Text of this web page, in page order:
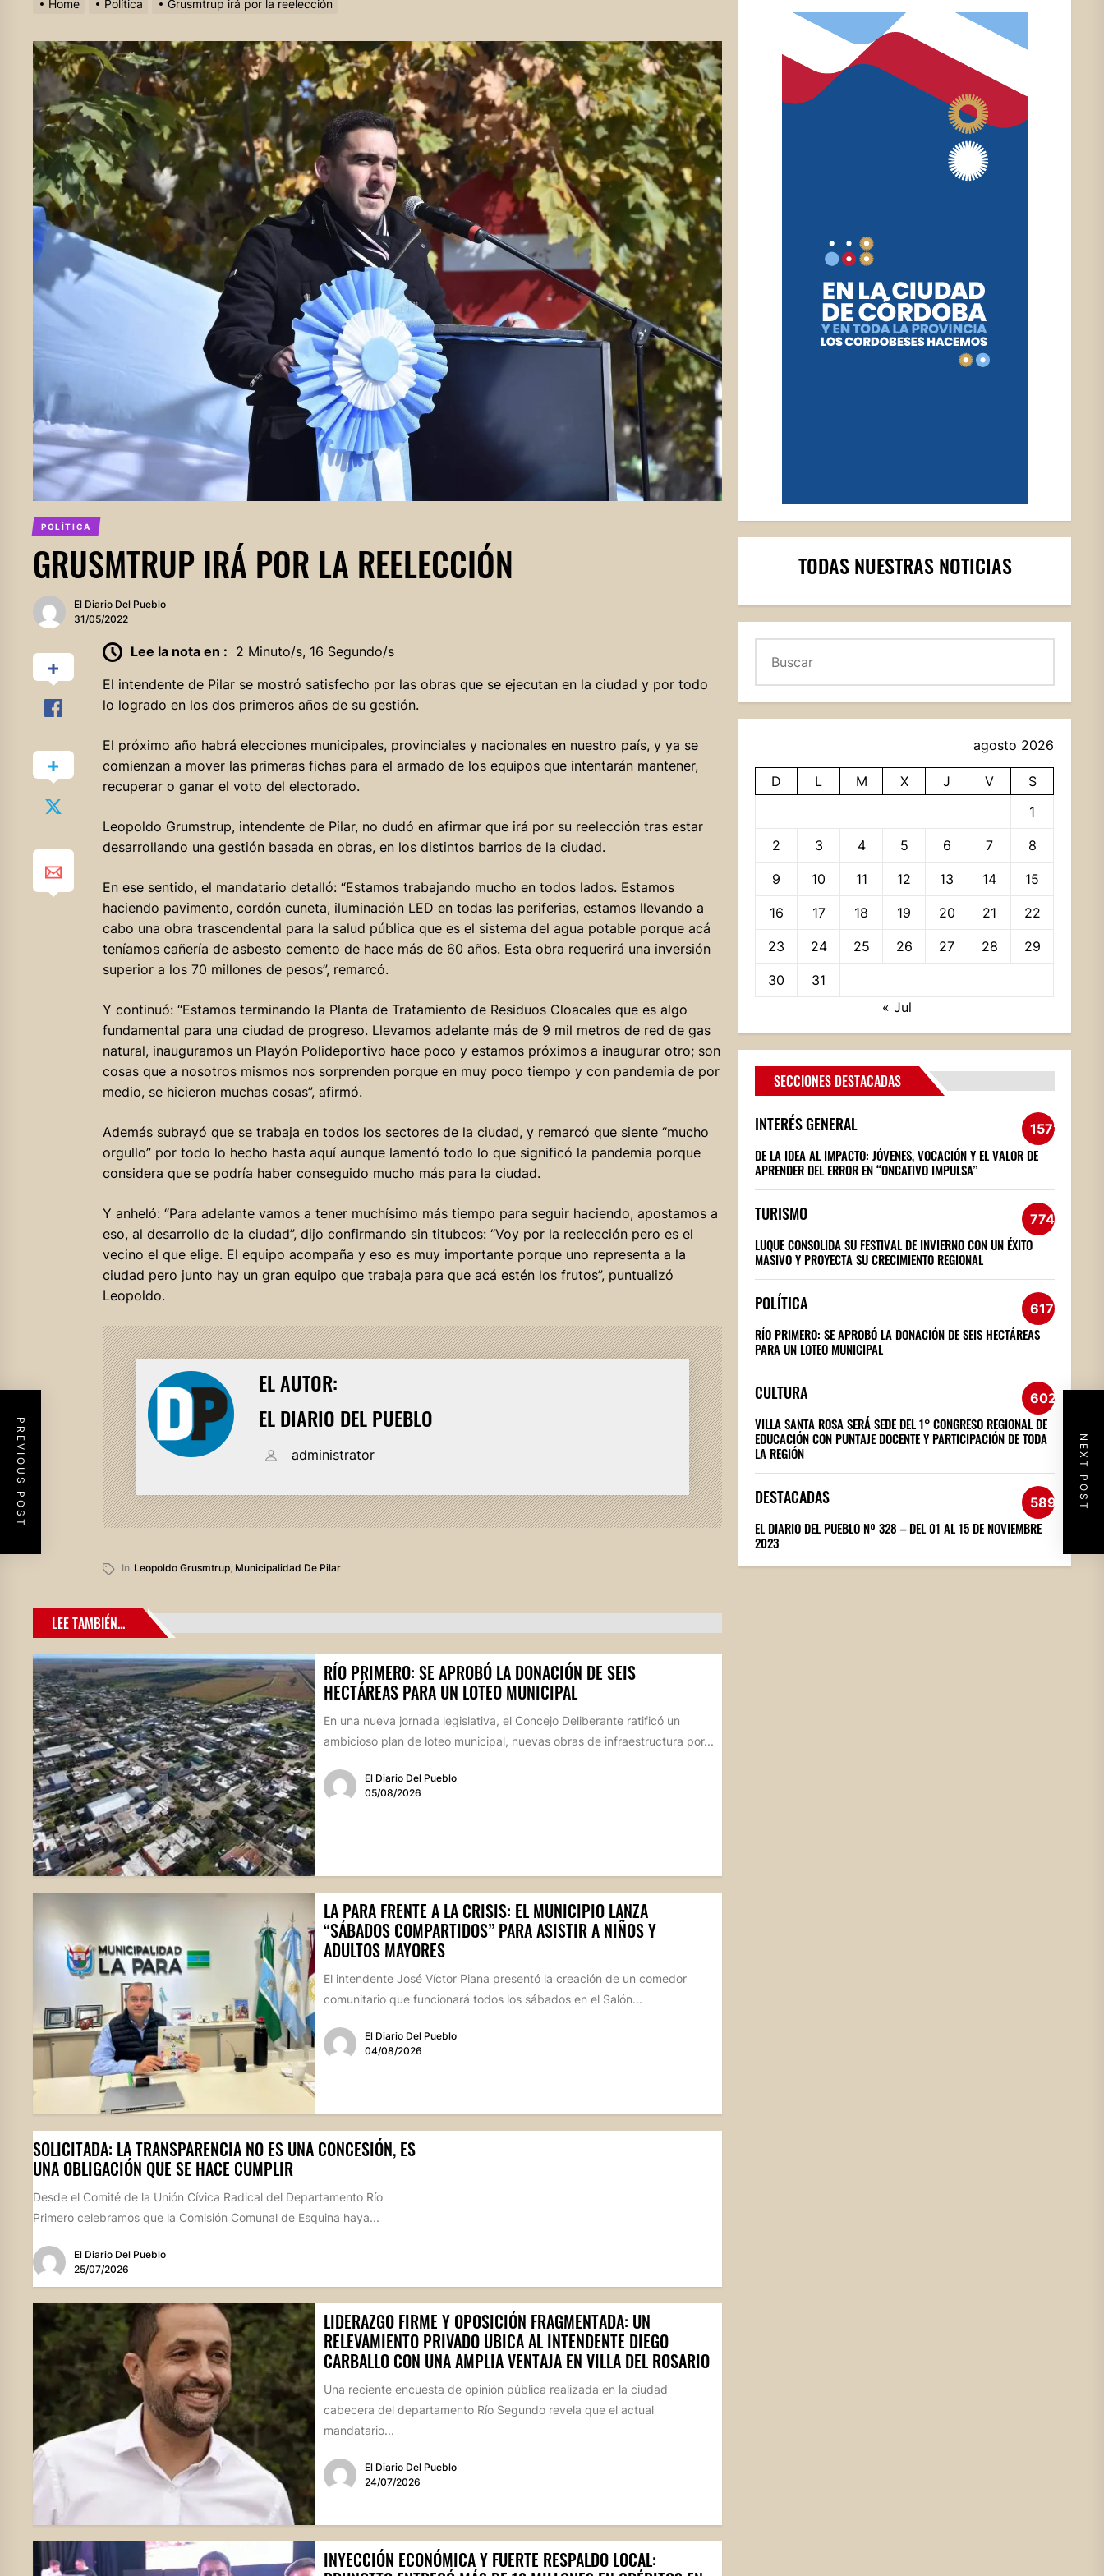
Home Política Grusmtrup irá por la reelección
POLÍTICA
GRUSMTRUP IRÁ POR LA REELECCIÓN
El Diario Del Pueblo
31/05/2022
Lee la nota en : 2 Minuto/s, 16 Segundo/s
El intendente de Pilar se mostró satisfecho por las obras que se ejecutan en la ciudad y por todo
lo logrado en los dos primeros años de su gestión.
El próximo año habrá elecciones municipales, provinciales y nacionales en nuestro país, y ya se
comienzan a mover las primeras fichas para el armado de los equipos que intentarán mantener,
recuperar o ganar el voto del electorado.
Leopoldo Grumstrup, intendente de Pilar, no dudó en afirmar que irá por su reelección tras estar
desarrollando una gestión basada en obras, en los distintos barrios de la ciudad.
En ese sentido, el mandatario detalló: “Estamos trabajando mucho en todos lados. Estamos
haciendo pavimento, cordón cuneta, iluminación LED en todas las periferias, estamos llevando a
cabo una obra trascendental para la salud pública que es el sistema del agua potable porque acá
teníamos cañería de asbesto cemento de hace más de 60 años. Esta obra requerirá una inversión
superior a los 70 millones de pesos”, remarcó.
Y continuó: “Estamos terminando la Planta de Tratamiento de Residuos Cloacales que es algo
fundamental para una ciudad de progreso. Llevamos adelante más de 9 mil metros de red de gas
natural, inauguramos un Playón Polideportivo hace poco y estamos próximos a inaugurar otro; son
cosas que a nosotros mismos nos sorprenden porque en muy poco tiempo y con pandemia de por
medio, se hicieron muchas cosas”, afirmó.
Además subrayó que se trabaja en todos los sectores de la ciudad, y remarcó que siente “mucho
orgullo” por todo lo hecho hasta aquí aunque lamentó todo lo que significó la pandemia porque
considera que se podría haber conseguido mucho más para la ciudad.
Y anheló: “Para adelante vamos a tener muchísimo más tiempo para seguir haciendo, apostamos a
eso, al desarrollo de la ciudad”, dijo confirmando sin titubeos: “Voy por la reelección pero es el
vecino el que elige. El equipo acompaña y eso es muy importante porque uno representa a la
ciudad pero junto hay un gran equipo que trabaja para que acá estén los frutos”, puntualizó
Leopoldo.
EL AUTOR:
EL DIARIO DEL PUEBLO
administrator
In Leopoldo Grusmtrup, Municipalidad De Pilar
PREVIOUS POST NEXT POST
LEE TAMBIÉN...
RÍO PRIMERO: SE APROBÓ LA DONACIÓN DE SEIS
HECTÁREAS PARA UN LOTEO MUNICIPAL
En una nueva jornada legislativa, el Concejo Deliberante ratificó un
ambicioso plan de loteo municipal, nuevas obras de infraestructura por...
El Diario Del Pueblo
05/08/2026
LA PARA FRENTE A LA CRISIS: EL MUNICIPIO LANZA
“SÁBADOS COMPARTIDOS” PARA ASISTIR A NIÑOS Y
ADULTOS MAYORES
El intendente José Víctor Piana presentó la creación de un comedor
comunitario que funcionará todos los sábados en el Salón...
El Diario Del Pueblo
04/08/2026
SOLICITADA: LA TRANSPARENCIA NO ES UNA CONCESIÓN, ES
UNA OBLIGACIÓN QUE SE HACE CUMPLIR
Desde el Comité de la Unión Cívica Radical del Departamento Río
Primero celebramos que la Comisión Comunal de Esquina haya...
El Diario Del Pueblo
25/07/2026
LIDERAZGO FIRME Y OPOSICIÓN FRAGMENTADA: UN
RELEVAMIENTO PRIVADO UBICA AL INTENDENTE DIEGO
CARBALLO CON UNA AMPLIA VENTAJA EN VILLA DEL ROSARIO
Una reciente encuesta de opinión pública realizada en la ciudad
cabecera del departamento Río Segundo revela que el actual
mandatario...
El Diario Del Pueblo
24/07/2026
INYECCIÓN ECONÓMICA Y FUERTE RESPALDO LOCAL:
TODAS NUESTRAS NOTICIAS
agosto 2026
D L M X J V
S
1
2 3 4 5 6 7 8
9 10 11 12 13 14 15
16 17 18 19 20 21 22
23 24 25 26 27 28 29
30
31
« Jul
SECCIONES DESTACADAS
INTERÉS GENERAL 1572
DE LA IDEA AL IMPACTO: JÓVENES, VOCACIÓN Y EL VALOR DE
APRENDER DEL ERROR EN “ONCATIVO IMPULSA”
TURISMO 774
LUQUE CONSOLIDA SU FESTIVAL DE INVIERNO CON UN ÉXITO
MASIVO Y PROYECTA SU CRECIMIENTO REGIONAL
POLÍTICA 617
RÍO PRIMERO: SE APROBÓ LA DONACIÓN DE SEIS HECTÁREAS
PARA UN LOTEO MUNICIPAL
CULTURA 602
VILLA SANTA ROSA SERÁ SEDE DEL 1° CONGRESO REGIONAL DE
EDUCACIÓN CON PUNTAJE DOCENTE Y PARTICIPACIÓN DE TODA
LA REGIÓN
DESTACADAS 589
EL DIARIO DEL PUEBLO Nº 328 – DEL 01 AL 15 DE NOVIEMBRE
2023